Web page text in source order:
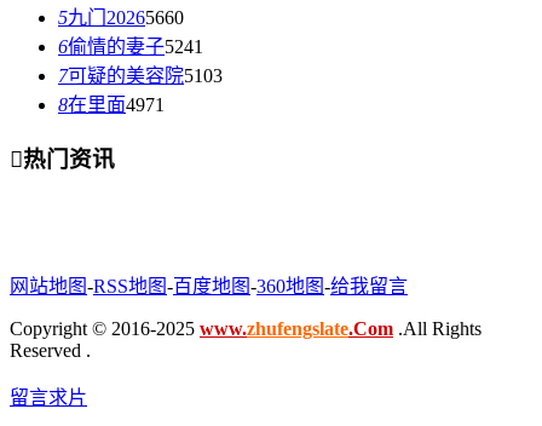
5九门20265660
6偷情的妻子5241
7可疑的美容院5103
8在里面4971
热门资讯
网站地图-RSS地图-百度地图-360地图-给我留言
Copyright © 2016-2025 www.zhufengslate.Com .All Rights
Reserved .
留言求片